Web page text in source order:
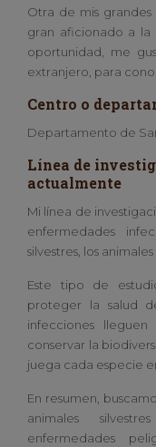
Otra de mis grandes
gran aficionado a la
oportunidad, me
extranjero, para
Centro o
Departamento de
Línea de
actualmente
Mi línea de
enfermedades
silvestres, los
Este tipo de
proteger la salud
infecciones
conservar la
juega cada especie
En resumen,
animales
enfermedades